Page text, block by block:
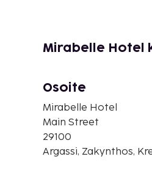
Mirabelle Hotel
Osoite
Mirabelle Hotel
Main Street
29100
Argassi, Zakynthos,